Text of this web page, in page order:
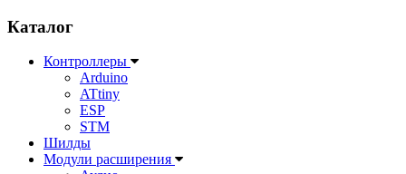
Каталог
Контроллеры
Arduino
ATtiny
ESP
STM
Шилды
Модули расширения